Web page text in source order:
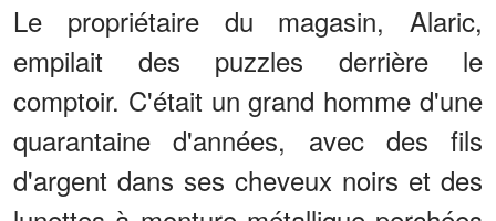
Le propriétaire du magasin, Alaric,
empilait des puzzles derrière le
comptoir. C'était un grand homme d'une
quarantaine d'années, avec des fils
d'argent dans ses cheveux noirs et des